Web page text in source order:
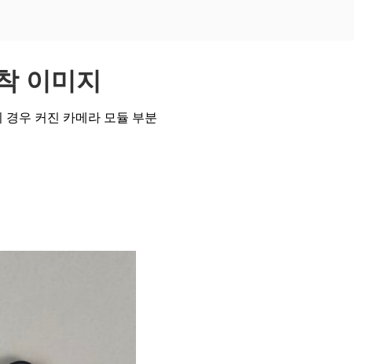
이미지
경우 커진 카메라 모듈 부분